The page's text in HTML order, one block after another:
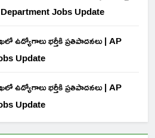
Jobs Update
ఉద్యోగాలు భర్తీకి ప్రతిపాదనలు | AP
Update
ఉద్యోగాలు భర్తీకి ప్రతిపాదనలు | AP
Update